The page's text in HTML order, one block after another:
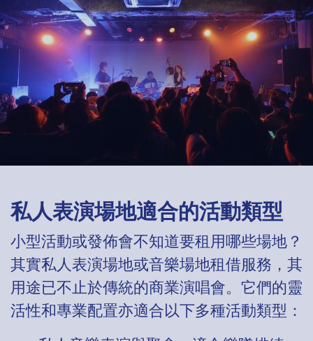
私人表演場地適合的活動類型
小型活動或發佈會不知道要租用哪些場地？
其實私人表演場地或音樂場地租借服務，其
用途已不止於傳統的商業演唱會。它們的靈
活性和專業配置亦適合以下多種活動類型：